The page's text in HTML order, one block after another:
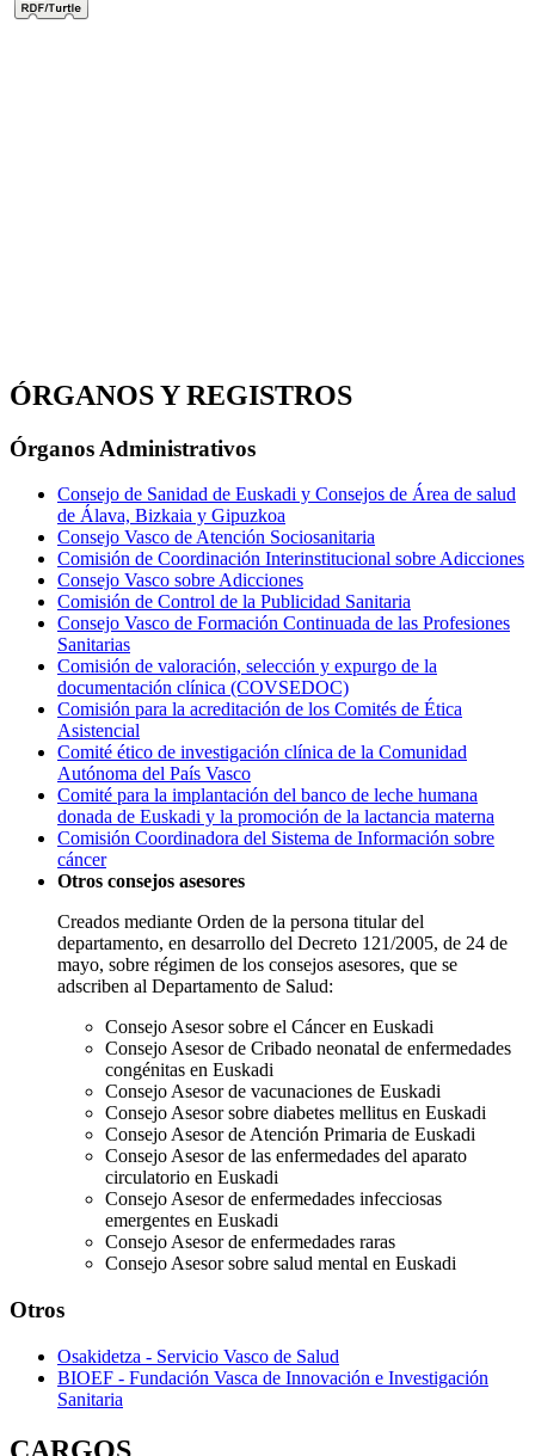
ÓRGANOS Y REGISTROS
Órganos Administrativos
Consejo de Sanidad de Euskadi y Consejos de Área de salud
de Álava, Bizkaia y Gipuzkoa
Consejo Vasco de Atención Sociosanitaria
Comisión de Coordinación Interinstitucional sobre Adicciones
Consejo Vasco sobre Adicciones
Comisión de Control de la Publicidad Sanitaria
Consejo Vasco de Formación Continuada de las Profesiones
Sanitarias
Comisión de valoración, selección y expurgo de la
documentación clínica (COVSEDOC)
Comisión para la acreditación de los Comités de Ética
Asistencial
Comité ético de investigación clínica de la Comunidad
Autónoma del País Vasco
Comité para la implantación del banco de leche humana
donada de Euskadi y la promoción de la lactancia materna
Comisión Coordinadora del Sistema de Información sobre
cáncer
Otros consejos asesores
Creados mediante Orden de la persona titular del
departamento, en desarrollo del Decreto 121/2005, de 24 de
mayo, sobre régimen de los consejos asesores, que se
adscriben al Departamento de Salud:
Consejo Asesor sobre el Cáncer en Euskadi
Consejo Asesor de Cribado neonatal de enfermedades
congénitas en Euskadi
Consejo Asesor de vacunaciones de Euskadi
Consejo Asesor sobre diabetes mellitus en Euskadi
Consejo Asesor de Atención Primaria de Euskadi
Consejo Asesor de las enfermedades del aparato
circulatorio en Euskadi
Consejo Asesor de enfermedades infecciosas
emergentes en Euskadi
Consejo Asesor de enfermedades raras
Consejo Asesor sobre salud mental en Euskadi
Otros
Osakidetza - Servicio Vasco de Salud
BIOEF - Fundación Vasca de Innovación e Investigación
Sanitaria
CARGOS